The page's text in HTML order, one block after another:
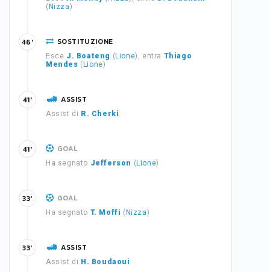
( Nizza)
SOSTITUZIONE
Esce J. Boateng ( Lione), entra Thiago
Mendes ( Lione)
46'
ASSIST
Assist di R. Cherki
41'
GOAL
Ha segnato Jefferson ( Lione)
41'
GOAL
Ha segnato T. Moffi ( Nizza)
33'
ASSIST
Assist di H. Boudaoui
33'